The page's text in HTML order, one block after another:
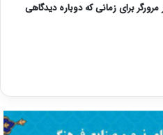
برای زمانی که دوباره دیدگاهی